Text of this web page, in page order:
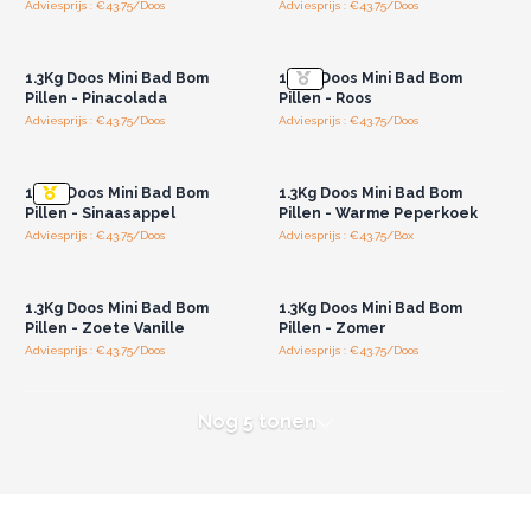
Adviesprijs : €43.75/Doos Adviesprijs : €43.75/Doos
1.3Kg Doos Mini Bad Bom
Pillen - Pinacolada
Adviesprijs : €43.75/Doos
1.3Kg Doos Mini Bad Bom
Pillen - Roos
Adviesprijs : €43.75/Doos
1.3Kg Doos Mini Bad Bom
Pillen - Sinaasappel
Adviesprijs : €43.75/Doos
1.3Kg Doos Mini Bad Bom
Pillen - Warme Peperkoek
Adviesprijs : €43.75/Box
1.3Kg Doos Mini Bad Bom
Pillen - Zoete Vanille
Adviesprijs : €43.75/Doos
1.3Kg Doos Mini Bad Bom
Pillen - Zomer
Adviesprijs : €43.75/Doos
Nog 5 tonen